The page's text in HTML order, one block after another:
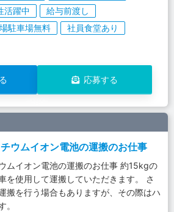
活躍中
給与前渡し
駐車場無料
社員食堂あり
応募する
チウムイオン電池の運搬のお仕事
ムイオン電池の運搬のお仕事 約15kgの
を使用して運搬していただきます。 さ
搬を行う場合もありますが、その際はハ
。